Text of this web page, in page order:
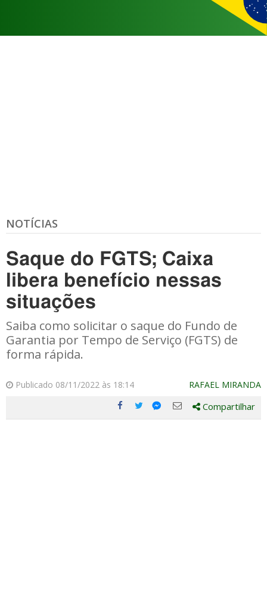
NOTÍCIAS
Saque do FGTS; Caixa
libera benefício nessas
situações
Saiba como solicitar o saque do Fundo de
Garantia por Tempo de Serviço (FGTS) de
forma rápida.
Publicado 08/11/2022 às 18:14 RAFAEL MIRANDA
Compartilhe
Compartilhe
Compartilhe
Compartilhe
Compartilhar